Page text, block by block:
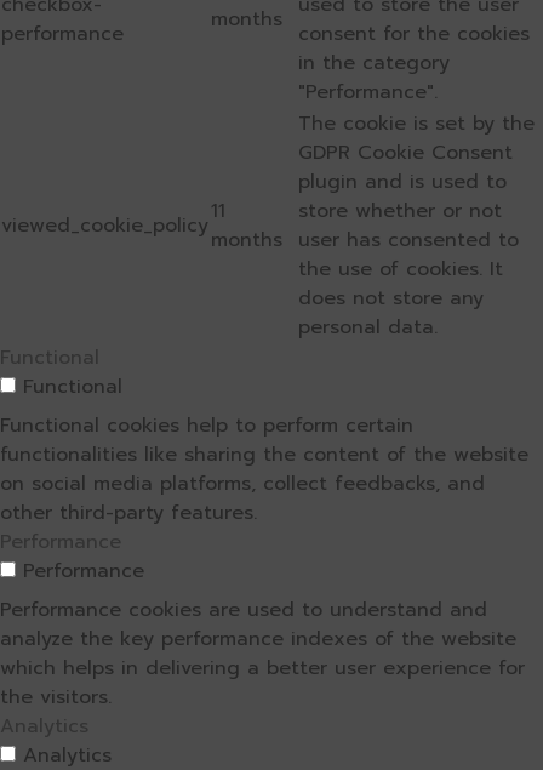
performance
months
consent for the cookies
in the category
"Performance".
viewed_cookie_policy11
months
The cookie is set by the
GDPR Cookie Consent
plugin and is used to
store whether or not
user has consented to
the use of cookies. It
does not store any
personal data.
Functional
Functional
Functional cookies help to perform certain
functionalities like sharing the content of the website
on social media platforms, collect feedbacks, and
other third-party features.
Performance
Performance
Performance cookies are used to understand and
analyze the key performance indexes of the website
which helps in delivering a better user experience for
the visitors.
Analytics
Analytics